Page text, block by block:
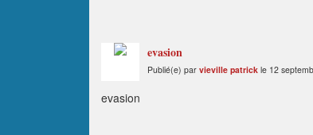
evasion
Publié(e) par vieville patrick le 12
evasion